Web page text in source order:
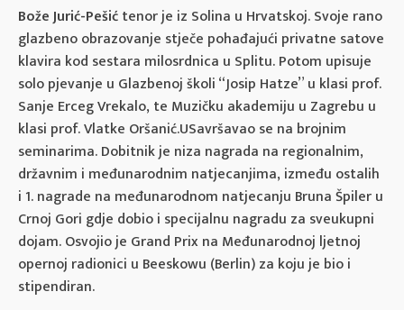
Bože Jurić-Pešićtenor je iz Solina u Hrvatskoj. Svoje rano
glazbeno obrazovanje stječe pohađajući privatne satove
klavira kod sestara milosrdnica u Splitu. Potom upisuje
solo pjevanje u Glazbenoj školi “Josip Hatze” u klasi prof.
Sanje Erceg Vrekalo, te Muzičku akademiju u Zagrebu u
klasi prof. Vlatke Oršanić.USavršavao se na brojnim
seminarima. Dobitnik je niza nagrada na regionalnim,
državnim i međunarodnim natjecanjima, između ostalih
i 1. nagrade na međunarodnom natjecanju Bruna Špiler u
Crnoj Gori gdje dobio i specijalnu nagradu za sveukupni
dojam. Osvojio je Grand Prix na Međunarodnoj ljetnoj
opernoj radionici u Beeskowu (Berlin) za koju je bio i
stipendiran.